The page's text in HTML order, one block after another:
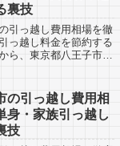
裏技
引っ越し費用相場を徹
っ越し料金を節約する
ら、東京都八王子市へ
市へは約320kmと長...
の引っ越し費用相
身・家族引っ越し
技